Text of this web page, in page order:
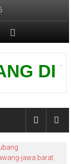
jawa barat